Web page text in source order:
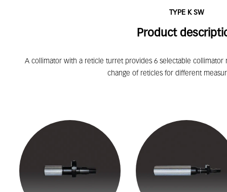
TYPE K SW
Product
A collimator with a reticle turret provides 6 selectable collimator
change of reticles for different